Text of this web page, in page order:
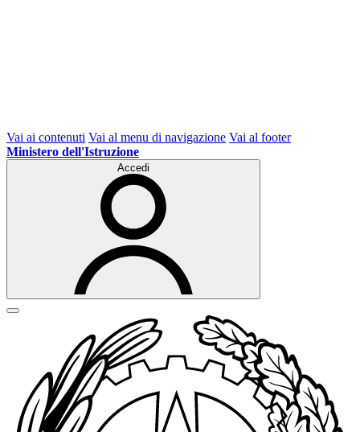
Vai ai contenuti Vai al menu di navigazione Vai al footer
Ministero dell'Istruzione
Accedi